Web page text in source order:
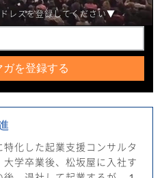
レスを登録してください▼
特化した起業支援コンサルタ
学卒業後、松坂屋に入社す